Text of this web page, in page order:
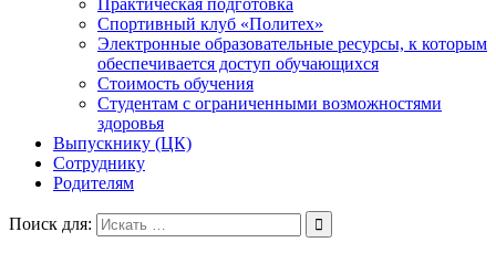
Практическая подготовка
Спортивный клуб «Политех»
Электронные образовательные ресурсы, к которым
обеспечивается доступ обучающихся
Стоимость обучения
Студентам с ограниченными возможностями
здоровья
Выпускнику (ЦК)
Сотруднику
Родителям
Поиск для: